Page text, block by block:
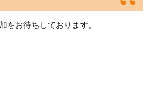
をお待ちしております。